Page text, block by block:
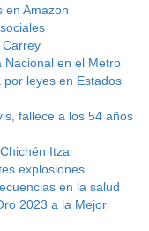
en Amazon
Carrey
Nacional en el Metro
leyes en Estados
fallece a los 54 años
Itza
explosiones
en la salud
2023 a la Mejor